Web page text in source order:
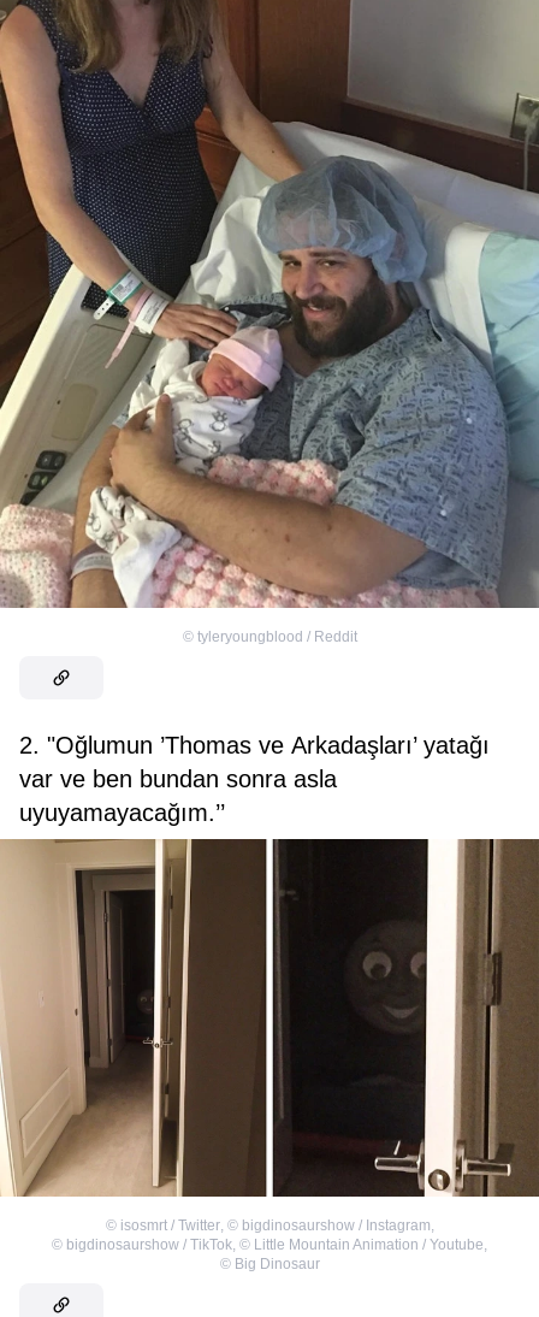
© tyleryoungblood / Reddit
2. "Oğlumun ’Thomas ve Arkadaşları’ yatağı
var ve ben bundan sonra asla
uyuyamayacağım.’’
© isosmrt / Twitter, © bigdinosaurshow / Instagram,
© bigdinosaurshow / TikTok, © Little Mountain Animation / Youtube,
© Big Dinosaur